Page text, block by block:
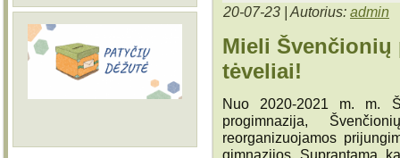
20-07-23 | Autorius: admin
Mieli
tėveliai!
Nuo 2020-2021 m. m.
progimnazija,
reorganizuojamos
gimnazijos. Suprantama,